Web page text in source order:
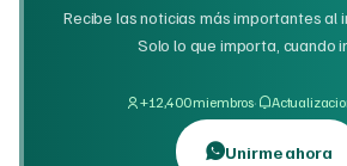
Recibe las noticias más importantes al
Solo lo que importa, cuando
+12,400 miembros·
Unirme ahora